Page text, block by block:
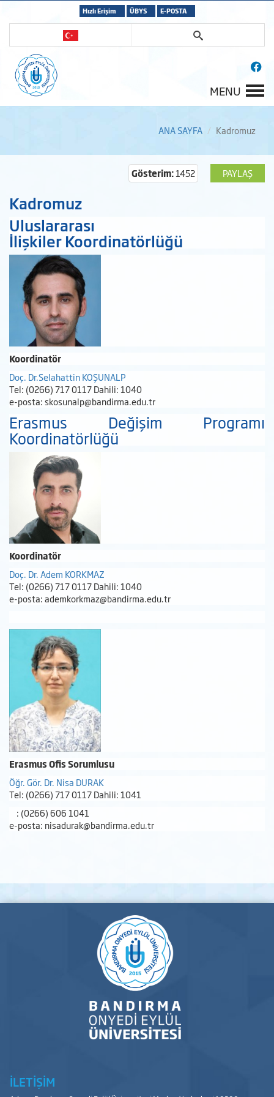
Hızlı Erişim ÜBYS E-POSTA
MENU
ANA SAYFA Kadromuz
PAYLAŞ
Gösterim:1452
Kadromuz
Uluslararası
İlişkiler Koordinatörlüğü
Koordinatör
Doç. Dr.Selahattin KOŞUNALP
Tel: (0266) 717 0117 Dahili: 1040
e-posta: skosunalp@bandirma.edu.tr
Erasmus Değişim Programı
Koordinatörlüğü
Koordinatör
Doç. Dr. Adem KORKMAZ
Tel: (0266) 717 0117 Dahili: 1040
e-posta: ademkorkmaz@bandirma.edu.tr
Erasmus Ofis Sorumlusu
Öğr. Gör. Dr. Nisa DURAK
Tel: (0266) 717 0117 Dahili: 1041
: (0266) 606 1041
e-posta: nisadurak@bandirma.edu.tr
İLETİŞİM